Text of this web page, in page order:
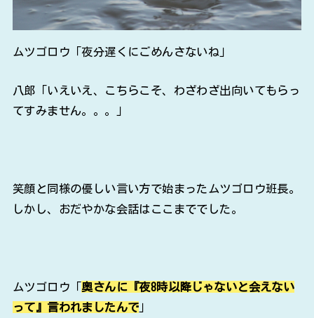
ムツゴロウ「夜分遅くにごめんさないね」
八郎「いえいえ、こちらこそ、わざわざ出向いてもらっ
てすみません。。。」
笑顔と同様の優しい言い方で始まったムツゴロウ班長。
しかし、おだやかな会話はここまででした。
ムツゴロウ「奥さんに『夜8時以降じゃないと会えない
って』言われましたんで 」